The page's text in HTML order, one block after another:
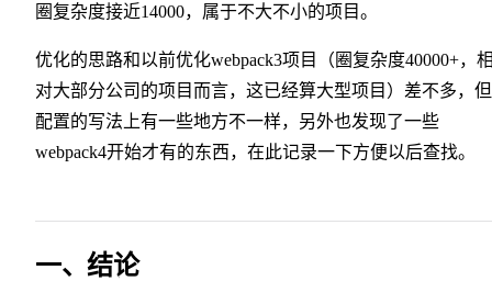
圈复杂度接近14000，属于不大不小的项目。
优化的思路和以前优化webpack3项目（圈复杂度40000+，
对大部分公司的项目而言，这已经算大型项目）差不多，
配置的写法上有一些地方不一样，另外也发现了一些
webpack4开始才有的东西，在此记录一下方便以后查找。
一、结论